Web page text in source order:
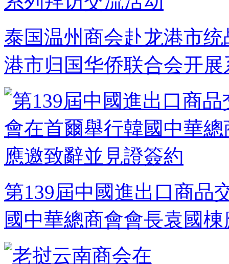
泰国温州商会赴龙港市
港市归国华侨联合会开
第139屆中國進出口商品
國中華總商會會長袁國